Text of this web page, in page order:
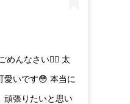
めんなさい🙇‍♂️ 太
愛いです😳 本当に
頑張りたいと思い